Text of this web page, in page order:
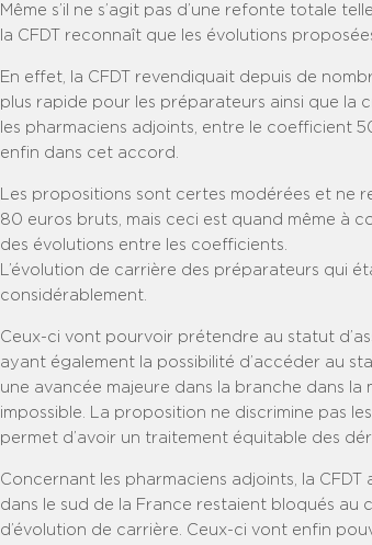
Même s’il ne s’agit pas d’une refonte totale
la CFDT reconnaît que les évolutions
En effet, la CFDT revendiquait depuis de
plus rapide pour les préparateurs ainsi que la
les pharmaciens adjoints, entre le coefficient
enfin dans cet accord.
Les propositions sont certes modérées et
80 euros bruts, mais ceci est quand même à
des évolutions entre les coefficients.
L’évolution de carrière des préparateurs qui
considérablement.
Ceux-ci vont pourvoir prétendre au statut
ayant également la possibilité d’accéder au
une avancée majeure dans la branche dans la
impossible. La proposition ne discrimine pas
permet d’avoir un traitement équitable des
Concernant les pharmaciens adjoints, la
dans le sud de la France restaient bloqués
d’évolution de carrière. Ceux-ci vont enfin